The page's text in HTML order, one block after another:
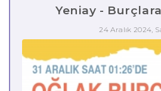
Yeniay -
24 Aralık 2024,